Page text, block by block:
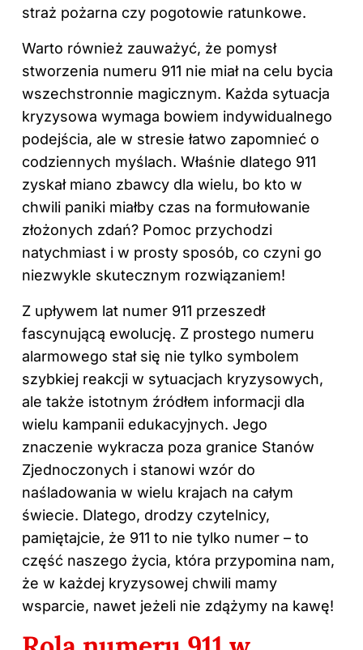
straż pożarna czy pogotowie ratunkowe.
Warto również zauważyć, że pomysł
stworzenia numeru 911 nie miał na celu bycia
wszechstronnie magicznym. Każda sytuacja
kryzysowa wymaga bowiem indywidualnego
podejścia, ale w stresie łatwo zapomnieć o
codziennych myślach. Właśnie dlatego 911
zyskał miano zbawcy dla wielu, bo kto w
chwili paniki miałby czas na formułowanie
złożonych zdań? Pomoc przychodzi
natychmiast i w prosty sposób, co czyni go
niezwykle skutecznym rozwiązaniem!
Z upływem lat numer 911 przeszedł
fascynującą ewolucję. Z prostego numeru
alarmowego stał się nie tylko symbolem
szybkiej reakcji w sytuacjach kryzysowych,
ale także istotnym źródłem informacji dla
wielu kampanii edukacyjnych. Jego
znaczenie wykracza poza granice Stanów
Zjednoczonych i stanowi wzór do
naśladowania w wielu krajach na całym
świecie. Dlatego, drodzy czytelnicy,
pamiętajcie, że 911 to nie tylko numer – to
część naszego życia, która przypomina nam,
że w każdej kryzysowej chwili mamy
wsparcie, nawet jeżeli nie zdążymy na kawę!